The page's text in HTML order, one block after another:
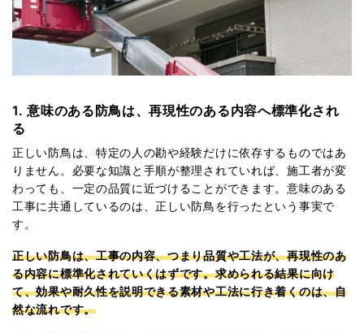
1. 意味のある防鳥は、再現性のある内容へ標準化され
る
正しい防鳥は、特定の人の勘や経験だけに依存するものではあ
りません。必要な知識と手順が整理されていれば、施工者が変
わっても、一定の品質に近づけることができます。意味のある
工事に共通しているのは、正しい防鳥を行ったという事実で
す。
正しい防鳥は、工事の内容、つまり品質や工法が、再現性のあ
る内容に標準化されていくはずです。求められる結果に向け
て、効果や耐久性を説明できる素材や工法に行き着くのは、自
然な流れです。